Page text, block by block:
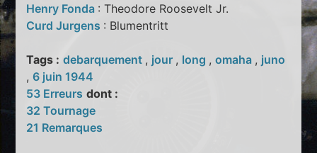
Henry Fonda : Theodore Roosevelt Jr.
Curd Jurgens : Blumentritt
Tags : debarquement , jour , long ,omaha , juno
,6 juin 1944
53 Erreurs dont :
32 Tournage
21 Remarques